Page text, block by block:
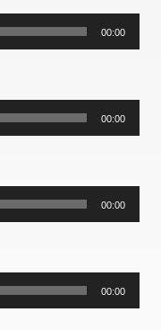
00:00
00:00
00:00
00:00